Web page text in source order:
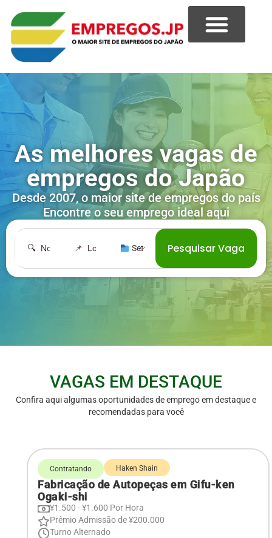
As melhores vagas de
empregos do Japão
Desde 2007, o maior site de empregos do país
Encontre o seu emprego ideal aqui
︎ Setor Pesquisar Vaga
VAGAS EM DESTAQUE
Confira aqui algumas oportunidades de emprego em destaque e
recomendadas para você
Contratando Haken Shain
Fabricação de Autopeças em Gifu-ken
Ogaki-shi
¥1.500 - ¥1.600 Por Hora
Prêmio Admissão de ¥200.000
Turno Alternado